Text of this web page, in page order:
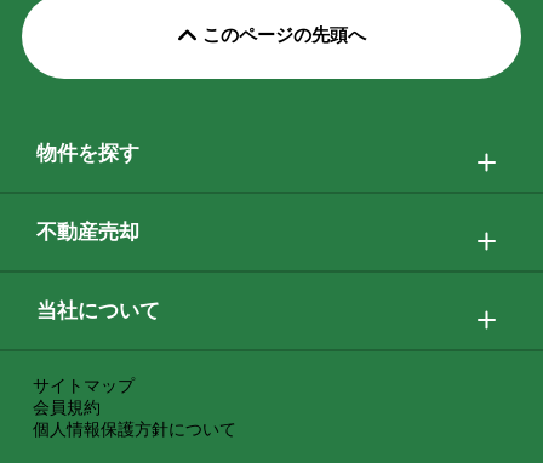
このページの先頭へ
物件を探す
不動産売却
当社について
サイトマップ
会員規約
個人情報保護方針について